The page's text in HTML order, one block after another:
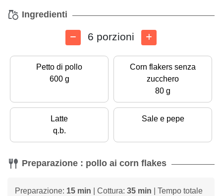
Ingredienti
6 porzioni
Petto di pollo
600 g
Corn flakers senza
zucchero
80 g
Latte
q.b.
Sale e pepe
Preparazione : pollo ai corn flakes
Preparazione: 15 min | Cottura: 35 min | Tempo totale